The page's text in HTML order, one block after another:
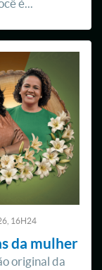
é...
16H24
da mulher
original da